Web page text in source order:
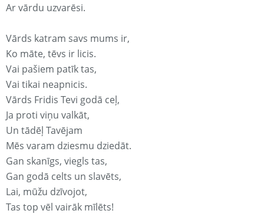
Ar vārdu uzvarēsi.
Vārds katram savs mums ir,
Ko māte, tēvs ir licis.
Vai pašiem patīk tas,
Vai tikai neapnicis.
Vārds Fridis Tevi godā ceļ,
Ja proti viņu valkāt,
Un tādēļ Tavējam
Mēs varam dziesmu dziedāt.
Gan skanīgs, viegls tas,
Gan godā celts un slavēts,
Lai, mūžu dzīvojot,
Tas top vēl vairāk mīlēts!